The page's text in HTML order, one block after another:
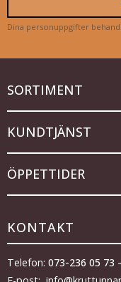
Dina personuppgifter
SORTIMENT
KUNDTJÄNST
ÖPPETTIDER
KONTAKT
Telefon: 073-236 05 73